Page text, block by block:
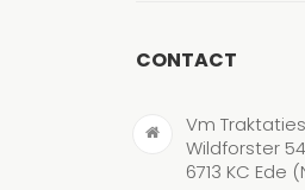
CONTACT
Vm Traktaties
Wildforster 54
6713 KC Ede